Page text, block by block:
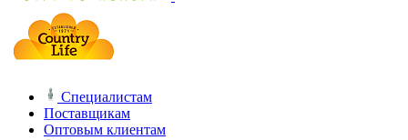
Специалистам
Поставщикам
Оптовым клиентам